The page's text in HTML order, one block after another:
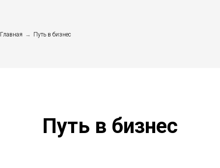
Главная → Путь в бизнес
Путь в бизнес